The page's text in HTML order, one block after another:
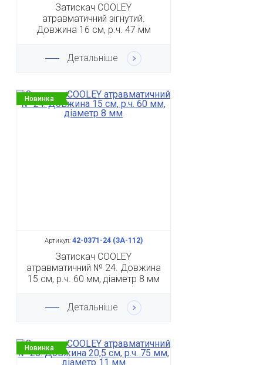
Затискач COOLEY
атравматичний зігнутий.
Довжина 16 см, р.ч. 47 мм
Детальніше
Новинка
Артикул:42-0371-24 (ЗА-112)
Затискач COOLEY
атравматичний № 24. Довжина
15 см, р.ч. 60 мм, діаметр 8 мм
Детальніше
Новинка